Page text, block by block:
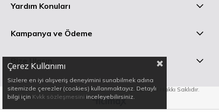
Yardım Konuları
Kampanya ve Ödeme
Bize Ulaşın
GANK © 2025 Gank Yazılım ve Teknoloji A.Ş - Her Hakkı Saklıdır.
Çerez Kullanımı
Sizlere en iyi alışveriş deneyimini sunabilmek adına
sitemizde çerezler (cookies) kullanmaktayız. Detaylı
bilgi için Kvkk sözleşmesini inceleyebilirsiniz.